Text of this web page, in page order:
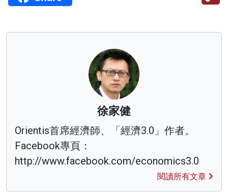
徐家健
Orientis首席經濟師、「經濟3.0」作者。
Facebook專頁：
http://www.facebook.com/economics3.0
閱讀所有文章